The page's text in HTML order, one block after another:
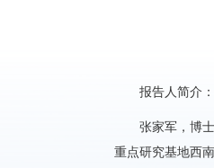
报告人简介：
张家军，博
重点研究基地西